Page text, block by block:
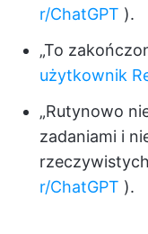
r/ChatGPT ).
„To
użytkownik
„Rutynowo
zadaniami i
rzeczywistych
r/ChatGPT ).